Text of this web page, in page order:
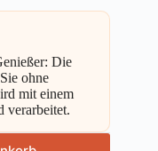
Die
ohne
mit einem
verarbeitet.